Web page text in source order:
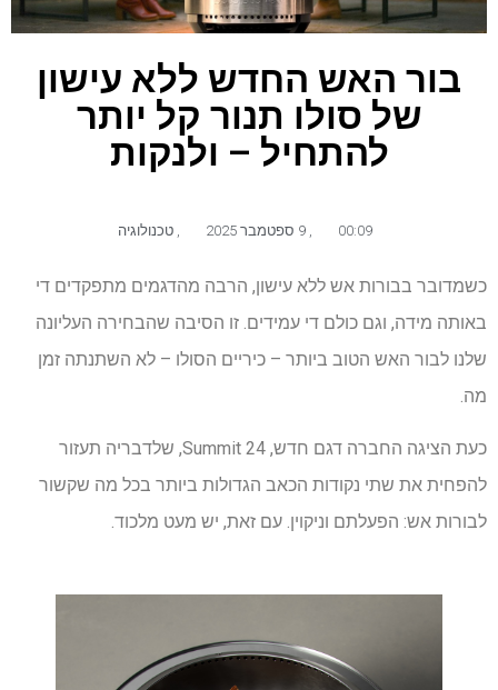
בור האש החדש ללא עישון
של סולו תנור קל יותר
להתחיל – ולנקות
00:09 9 ספטמבר 2025 טכנולוגיה
כשמדובר בבורות אש ללא עישון, הרבה מהדגמים מתפקדים די
באותה מידה, וגם כולם די עמידים. זו הסיבה שהבחירה העליונה
שלנו לבור האש הטוב ביותר – כיריים הסולו – לא השתנתה זמן
מה.
כעת הציגה החברה דגם חדש, Summit 24, שלדבריה תעזור
להפחית את שתי נקודות הכאב הגדולות ביותר בכל מה שקשור
לבורות אש: הפעלתם וניקוין. עם זאת, יש מעט מלכוד.